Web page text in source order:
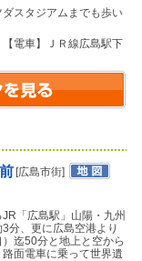
スタジアムまでも歩い
電車】ＪＲ線広島駅下
[広島市街]
「広島駅」山陽・九州
分、更に広島空港より
迄50分と地上と空から
面電車に乗って世界遺